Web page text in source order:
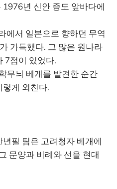
년 신안 증도 앞바다에
에서 일본으로 향하던 무역
가득했다. 그 많은 원나라
7점이 있었다.
무늬 베개를 발견한 순간
게 외친다.
필 팀은 고려청자 베개에
문양과 비례와 선을 현대